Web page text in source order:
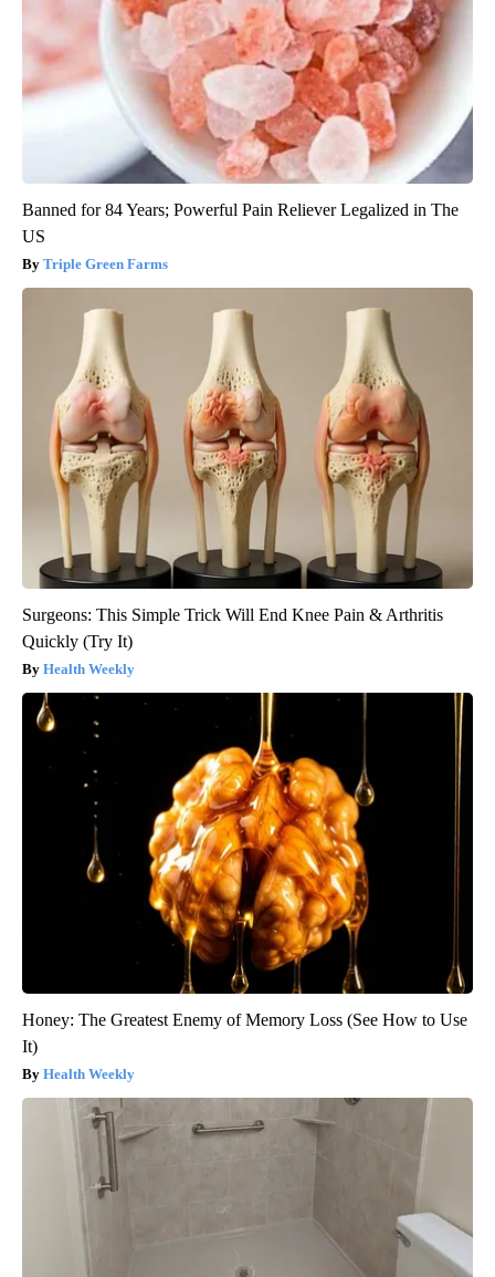
Banned for 84 Years; Powerful Pain Reliever Legalized in The
US
Triple Green Farms
Surgeons: This Simple Trick Will End Knee Pain & Arthritis
Quickly (Try It)
Health Weekly
Honey: The Greatest Enemy of Memory Loss (See How to Use
It)
Health Weekly